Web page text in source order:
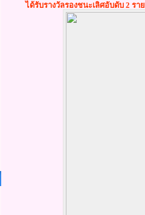
ได้รับรางวัลรองชนะเลิศอับดับ 2 ร